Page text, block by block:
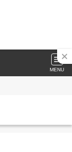
MENU